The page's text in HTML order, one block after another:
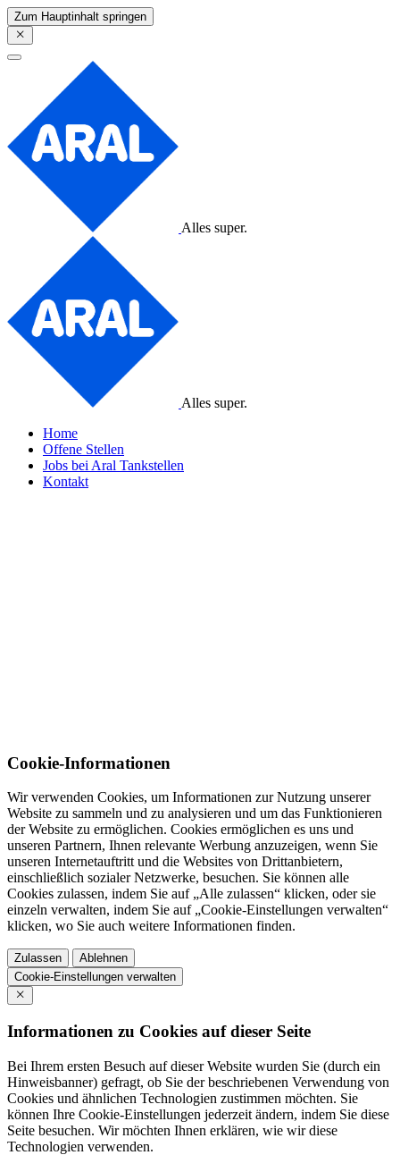
Zum Hauptinhalt springen
Alles super.
Alles super.
Home
Offene Stellen
Jobs bei Aral Tankstellen
Kontakt
Cookie-Informationen
Wir verwenden Cookies, um Informationen zur Nutzung unserer
Website zu sammeln und zu analysieren und um das Funktionieren
der Website zu ermöglichen. Cookies ermöglichen es uns und
unseren Partnern, Ihnen relevante Werbung anzuzeigen, wenn Sie
unseren Internetauftritt und die Websites von Drittanbietern,
einschließlich sozialer Netzwerke, besuchen. Sie können alle
Cookies zulassen, indem Sie auf „Alle zulassen“ klicken, oder sie
einzeln verwalten, indem Sie auf „Cookie-Einstellungen verwalten“
klicken, wo Sie auch weitere Informationen finden.
Zulassen
Ablehnen
Cookie-Einstellungen verwalten
Informationen zu Cookies auf dieser Seite
Bei Ihrem ersten Besuch auf dieser Website wurden Sie (durch ein
Hinweisbanner) gefragt, ob Sie der beschriebenen Verwendung von
Cookies und ähnlichen Technologien zustimmen möchten. Sie
können Ihre Cookie-Einstellungen jederzeit ändern, indem Sie diese
Seite besuchen. Wir möchten Ihnen erklären, wie wir diese
Technologien verwenden.